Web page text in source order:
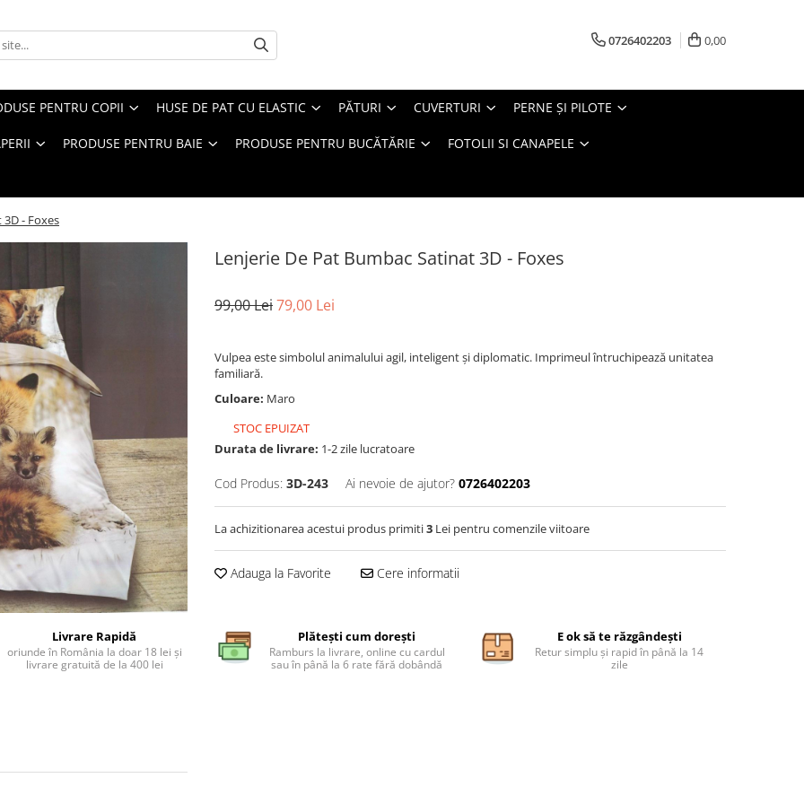
0726402203 0,00
PENTRU COPII HUSE DE PAT CU ELASTIC PĂTURI CUVERTURI PERNE ŞI PILOTE
PRODUSE PENTRU BAIE PRODUSE PENTRU BUCĂTĂRIE FOTOLII SI CANAPELE
- Foxes
Lenjerie De Pat Bumbac Satinat 3D - Foxes
99,00 Lei79,00 Lei
Vulpea este simbolul animalului agil, inteligent și diplomatic. Imprimeul întruchipează unitatea
familiară.
Culoare: Maro
STOC EPUIZAT
Durata de livrare: 1-2 zile lucratoare
Cod Produs: 3D-243 Ai nevoie de ajutor? 0726402203
La achizitionarea acestui produs primiti3 Lei pentru comenzile viitoare
Adauga la Favorite Cere informatii
Livrare Rapidă
oriunde în România la doar 18 lei și
livrare gratuită de la 400 lei
Plătești cum dorești
Ramburs la livrare, online cu cardul
sau în până la 6 rate fără dobândă
E ok să te răzgândești
Retur simplu și rapid în până la 14
zile